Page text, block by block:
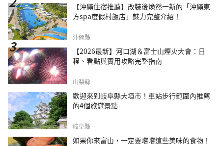
【沖繩住宿推薦】改裝後煥然一新的「沖繩東
方spa度假村飯店」魅力完整介紹！
沖繩縣
【2026最新】河口湖＆富士山煙火大會：日
程、看點與實用攻略完整指南
山梨縣
歡迎來到岐阜縣大垣市！車站步行範圍內推薦
的4個旅遊景點
岐阜縣
如果你來富山，一定要嚐嚐這些美味的食物！